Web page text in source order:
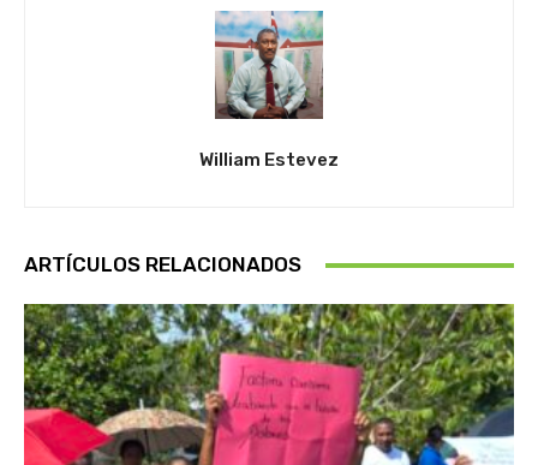
William Estevez
ARTÍCULOS RELACIONADOS